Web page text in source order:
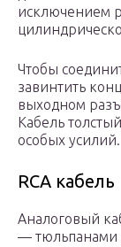
исключением
Чтобы
завинтить
выходном
Кабель
особых усилий.
RCA кабель
Аналоговый
— тюльпанами